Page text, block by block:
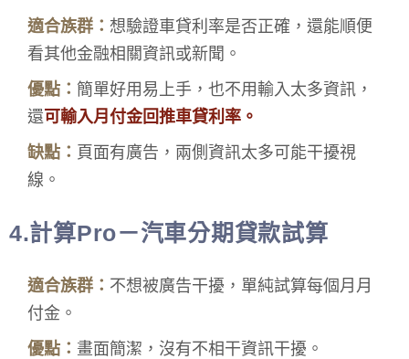
適合族群： 想驗證車貸利率是否正確，還能順便
看其他金融相關資訊或新聞。
優點： 簡單好用易上手，也不用輸入太多資訊，
還可輸入月付金回推車貸利率。
缺點： 頁面有廣告，兩側資訊太多可能干擾視
線。
4.計算Pro－汽車分期貸款試算
適合族群： 不想被廣告干擾，單純試算每個月月
付金。
優點： 畫面簡潔，沒有不相干資訊干擾。